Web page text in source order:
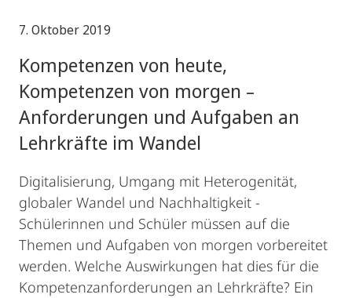
7. Oktober 2019
Kompetenzen von heute,
Kompetenzen von morgen –
Anforderungen und Aufgaben an
Lehrkräfte im Wandel
Digitalisierung, Umgang mit Heterogenität,
globaler Wandel und Nachhaltigkeit -
Schülerinnen und Schüler müssen auf die
Themen und Aufgaben von morgen vorbereitet
werden. Welche Auswirkungen hat dies für die
Kompetenzanforderungen an Lehrkräfte? Ein